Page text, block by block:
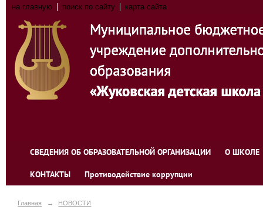
на главную поиск по сайту карта сайта
СВЕДЕНИЯ ОБ ОБРАЗОВАТЕЛЬНОЙ ОРГАНИЗАЦИИ О ШКОЛЕ
КОНТАКТЫ Противодействие коррупции
Главная → НОВОСТИ